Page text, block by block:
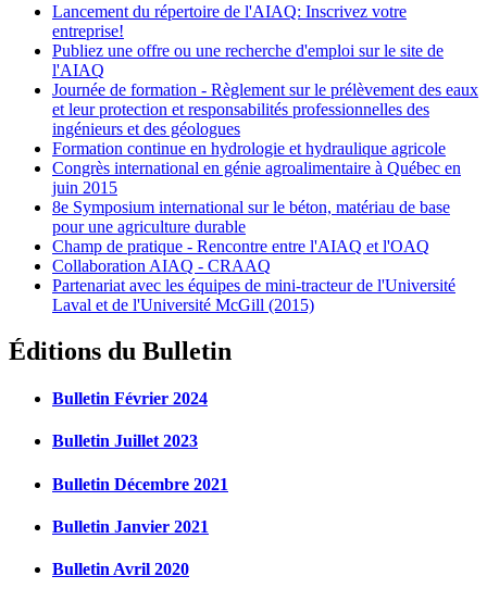
Lancement du répertoire de l'AIAQ: Inscrivez votre
entreprise!
Publiez une offre ou une recherche d'emploi sur le site de
l'AIAQ
Journée de formation - Règlement sur le prélèvement des eaux
et leur protection et responsabilités professionnelles des
ingénieurs et des géologues
Formation continue en hydrologie et hydraulique agricole
Congrès international en génie agroalimentaire à Québec en
juin 2015
8e Symposium international sur le béton, matériau de base
pour une agriculture durable
Champ de pratique - Rencontre entre l'AIAQ et l'OAQ
Collaboration AIAQ - CRAAQ
Partenariat avec les équipes de mini-tracteur de l'Université
Laval et de l'Université McGill (2015)
Éditions du Bulletin
Bulletin Février 2024
Bulletin Juillet 2023
Bulletin Décembre 2021
Bulletin Janvier 2021
Bulletin Avril 2020